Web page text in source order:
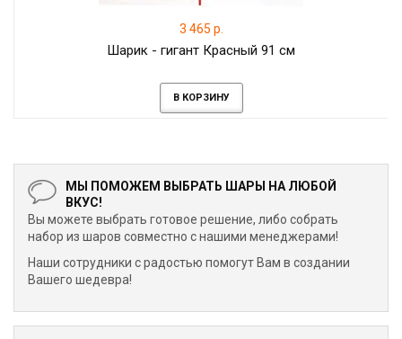
3 465 р.
Шарик - гигант Красный 91 см
В КОРЗИНУ
МЫ ПОМОЖЕМ ВЫБРАТЬ ШАРЫ НА ЛЮБОЙ
ВКУС!
Вы можете выбрать готовое решение, либо собрать
набор из шаров совместно с нашими менеджерами!
Наши сотрудники с радостью помогут Вам в создании
Вашего шедевра!